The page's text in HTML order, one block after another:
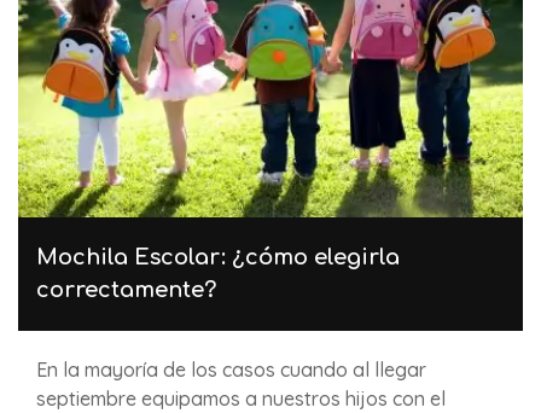
Mochila Escolar: ¿cómo elegirla
correctamente?
En la mayoría de los casos cuando al llegar
septiembre equipamos a nuestros hijos con el